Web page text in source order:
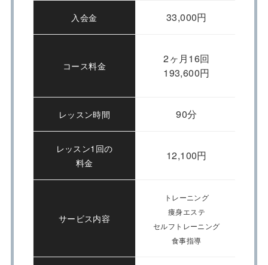
入会金 33,000円
コース料金
2ヶ月16回
193,600円
レッスン時間 90分
レッスン1回の
料金
12,100円
サービス内容
トレーニング
痩身エステ
セルフトレーニング
食事指導